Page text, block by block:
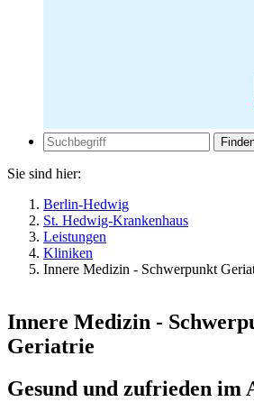
Zur
Suche
Suche
Sie sind hier:
Berlin-Hedwig
St. Hedwig-Krankenhaus
Leistungen
Kliniken
Innere Medizin - Schwerpunkt
Innere Medizin -
Geriatrie
Gesund und zufrieden im